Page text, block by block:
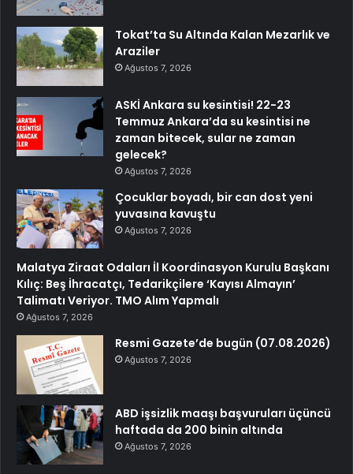
Tokat’ta Su Altında Kalan Mezarlık ve
Araziler
Ağustos 7, 2026
ASKİ Ankara su kesintisi! 22-23
Temmuz Ankara’da su kesintisi ne
zaman bitecek, sular ne zaman
gelecek?
Ağustos 7, 2026
Çocuklar boyadı, bir can dost yeni
yuvasına kavuştu
Ağustos 7, 2026
Malatya Ziraat Odaları İl Koordinasyon Kurulu Başkanı
Kılıç: Beş İhracatçı, Tedarikçilere ‘Kayısı Almayın’
Talimatı Veriyor. TMO Alım Yapmalı
Ağustos 7, 2026
Resmi Gazete’de bugün (07.08.2026)
Ağustos 7, 2026
ABD işsizlik maaşı başvuruları üçüncü
haftada da 200 binin altında
Ağustos 7, 2026